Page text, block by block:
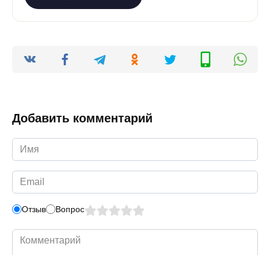
Добавить комментарий
Имя
*
Email
*
Отзыв Вопрос
Комментарий